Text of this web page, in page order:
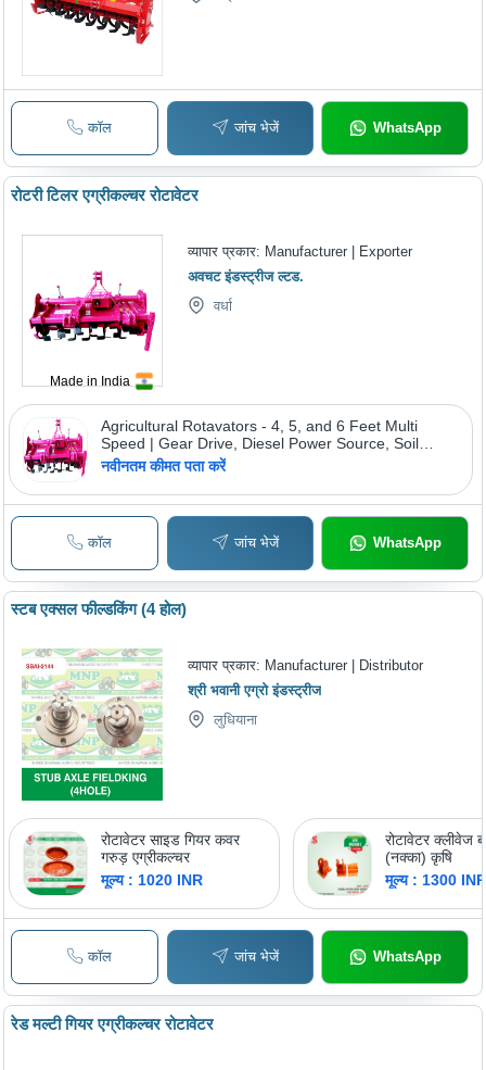
कॉल जांच भेजें WhatsApp
Made in India
रोटरी टिलर एग्रीकल्चर रोटावेटर
व्यापार प्रकार: Manufacturer | Exporter
अवचट इंडस्ट्रीज ल्टड.
वर्धा
Agricultural Rotavators - 4, 5, and 6 Feet Multi
Speed | Gear Drive, Diesel Power Source, Soil
Conditioning
नवीनतम कीमत पता करें
कॉल जांच भेजें WhatsApp
स्टब एक्सल फील्डकिंग (4 होल)
व्यापार प्रकार: Manufacturer | Distributor
श्री भवानी एग्रो इंडस्ट्रीज
लुधियाना
रोटावेटर साइड गियर कवर
गरुड़ एग्रीकल्चर
मूल्य : 1020 INR
रोटावेटर क्लीवेज
(नक्का) कृषि
मूल्य : 1300
कॉल जांच भेजें WhatsApp
रेड मल्टी गियर एग्रीकल्चर रोटावेटर